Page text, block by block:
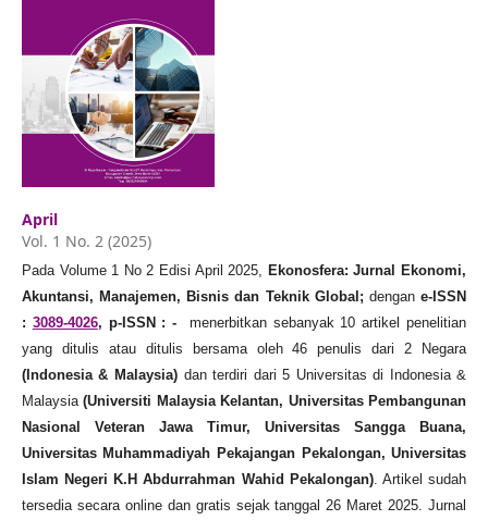
April
Vol. 1 No. 2 (2025)
Pada Volume 1 No 2 Edisi April 2025,
Ekonosfera: Jurnal Ekonomi,
Akuntansi, Manajemen, Bisnis dan Teknik Global; dengane-ISSN
: 3089-4026, p-ISSN : - menerbitkan sebanyak 10 artikel penelitian
yang ditulis atau ditulis bersama oleh 46 penulis dari 2 Negara
(Indonesia & Malaysia) dan terdiri dari 5 Universitas di Indonesia &
Malaysia(Universiti Malaysia Kelantan, Universitas Pembangunan
Nasional Veteran Jawa Timur, Universitas Sangga Buana,
Universitas Muhammadiyah Pekajangan Pekalongan, Universitas
Islam Negeri K.H Abdurrahman Wahid Pekalongan). Artikel sudah
tersedia secara online dan gratis sejak tanggal 26 Maret 2025. Jurnal